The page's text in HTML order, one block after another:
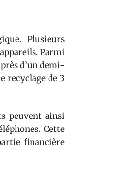
Plusieurs
Parmi
d’un demi-
recyclage de 3
peuvent ainsi
Cette
financière